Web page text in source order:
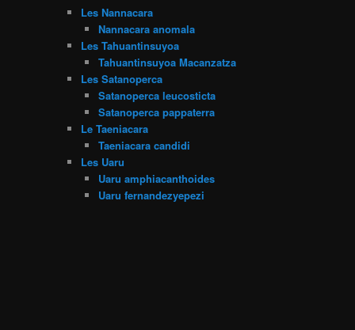
Les Nannacara
Nannacara anomala
Les Tahuantinsuyoa
Tahuantinsuyoa Macanzatza
Les Satanoperca
Satanoperca leucosticta
Satanoperca pappaterra
Le Taeniacara
Taeniacara candidi
Les Uaru
Uaru amphiacanthoides
Uaru fernandezyepezi